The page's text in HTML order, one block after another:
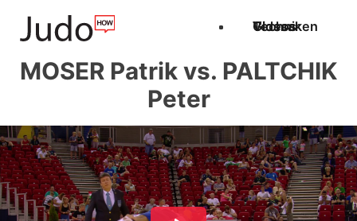
Techniken
Videos
Glossar
MOSER Patrik vs. PALTCHIK
Peter